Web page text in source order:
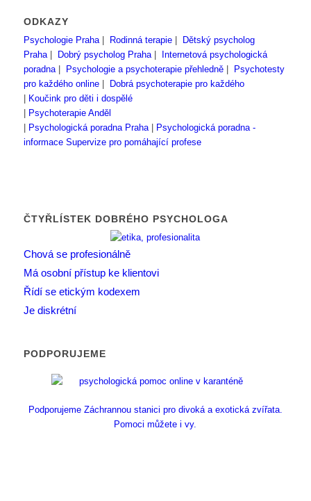
ODKAZY
Psychologie Praha| Rodinná terapie|
Dětský psycholog
Praha| Dobrý psycholog Praha|
Internetová psychologická
poradna| Psychologie a psychoterapie přehledně|
Psychotesty
pro každého online|
Dobrá psychoterapie pro každého
Koučink pro děti i dospělé
Psychoterapie Anděl
Psychologická poradna Praha|
Psychologická poradna -
informace Supervize pro pomáhající profese
ČTYŘLÍSTEK DOBRÉHO PSYCHOLOGA
Chová se profesionálně
Má osobní přístup ke klientovi
Řídí se etickým kodexem
Je diskrétní
PODPORUJEME
Podporujeme Záchrannou stanici pro divoká a exotická zvířata.
Pomoci můžete i vy.